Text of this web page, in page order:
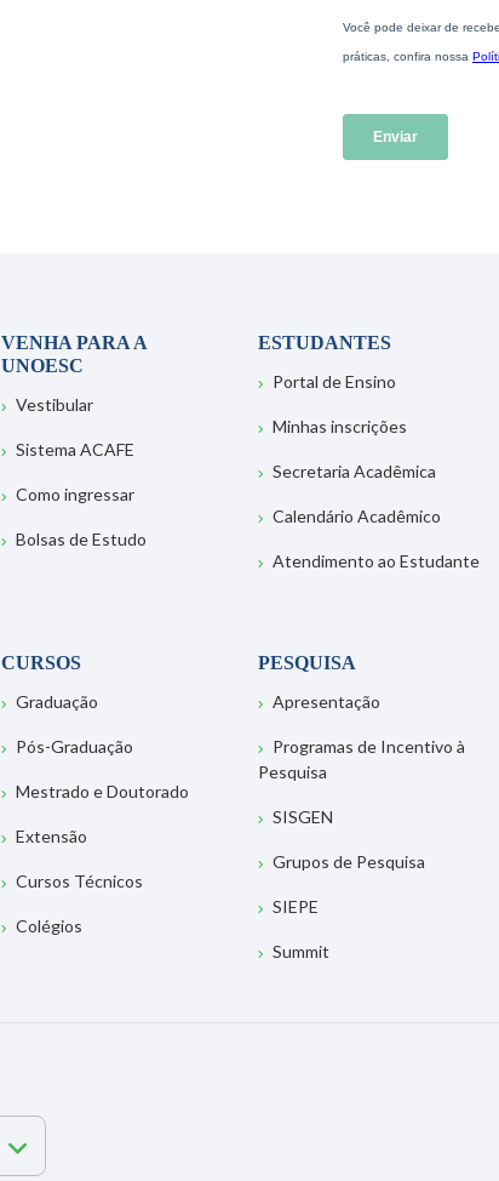
VENHA PARA A
UNOESC
Vestibular
Sistema ACAFE
Como ingressar
Bolsas de Estudo
ESTUDANTES
Portal de Ensino
Minhas inscrições
Secretaria Acadêmica
Calendário Acadêmico
Atendimento ao Estudante
CURSOS
Graduação
Pós-Graduação
Mestrado e Doutorado
Extensão
Cursos Técnicos
Colégios
PESQUISA
Apresentação
Programas de Incentivo à
Pesquisa
SISGEN
Grupos de Pesquisa
SIEPE
Summit